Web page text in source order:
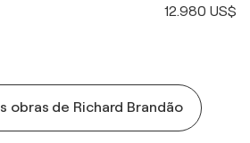
12.980 US$
obras de Richard Brandão